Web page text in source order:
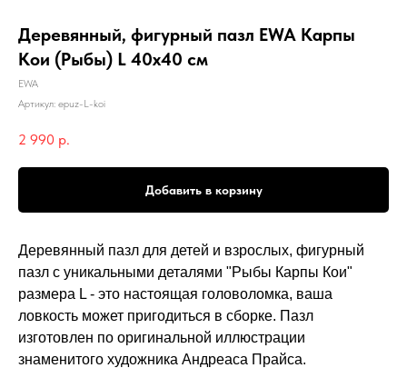
Деревянный, фигурный пазл EWA Карпы
Кои (Рыбы) L 40x40 см
EWA
Артикул: epuz-L-koi
2 990 р.
Добавить в корзину
Деревянный пазл для детей и взрослых, фигурный
пазл с уникальными деталями "Рыбы Карпы Кои"
размера L - это настоящая головоломка, ваша
ловкость может пригодиться в сборке. Пазл
изготовлен по оригинальной иллюстрации
знаменитого художника Андреаса Прайса.